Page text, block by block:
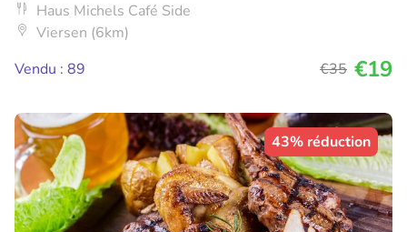
Haus Michels Café Side
Viersen (6km)
Vendu : 89
€35 €19
43% réduction